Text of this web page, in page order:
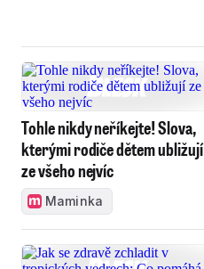
Tohle nikdy neříkejte! Slova,
kterými rodiče dětem ubližují
ze všeho nejvíc
Maminka